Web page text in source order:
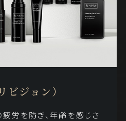
ジョン）
労を防ぎ、年齢を感じさ